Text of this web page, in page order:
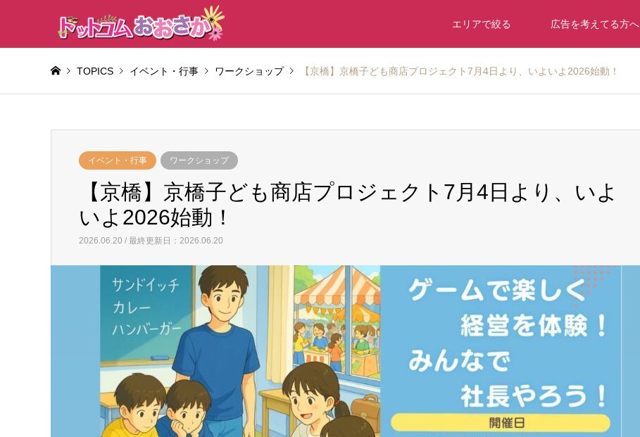
エリアで絞る 広告を考えてる方へ
TOPICS イベント・行事 ワークショップ 【京橋】京橋子ども商店プロジェクト7月4日より、いよいよ2026始動！
イベント・行事 ワークショップ
【京橋】京橋子ども商店プロジェクト7月4日より、いよ
いよ2026始動！
2026.06.20 / 最終更新日：2026.06.20